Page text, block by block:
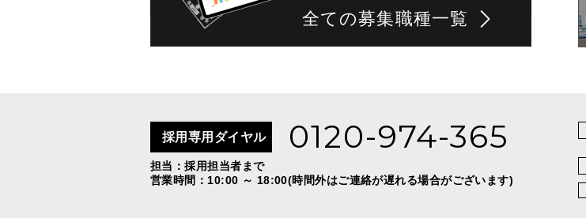
全ての募集職種一覧
採用専用ダイヤル 0120-974-365
担当：採用担当者まで
営業時間：10:00 ～ 18:00(時間外はご連絡が遅れる場合がございます)